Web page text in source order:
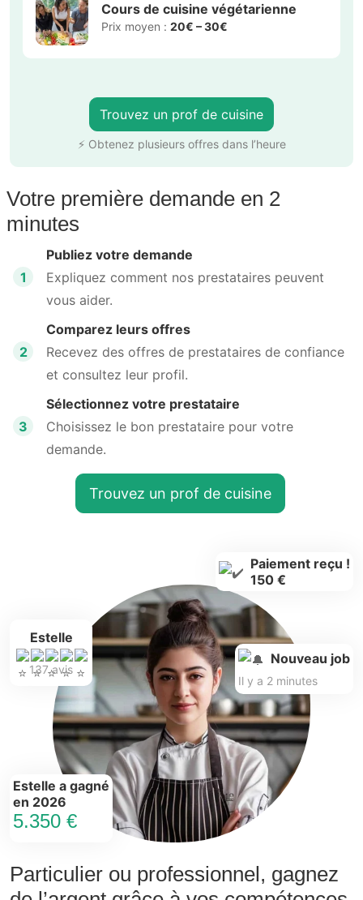
Cours de cuisine végétarienne
Prix moyen : 20€ – 30€
Trouvez un prof de cuisine
⚡ Obtenez plusieurs offres dans l’heure
Votre première demande en 2
minutes
1
Publiez votre demande
Expliquez comment nos prestataires peuvent
vous aider.
2
Comparez leurs offres
Recevez des offres de prestataires de confiance
et consultez leur profil.
3
Sélectionnez votre prestataire
Choisissez le bon prestataire pour votre
demande.
Trouvez un prof de cuisine
Particulier ou professionnel, gagnez
Estelle
137 avis
Estelle a gagné
en 2026
5.350 €
Paiement reçu !
150 €
Nouveau job
Il y a 2 minutes